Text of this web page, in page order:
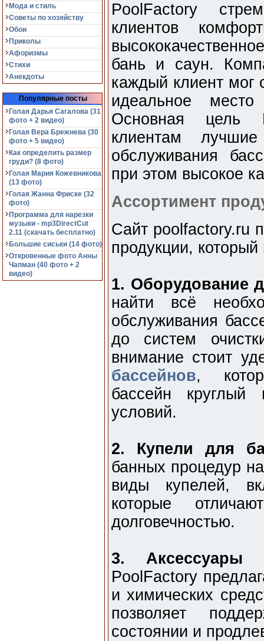
Мода и стиль
Советы по хозяйству
Обои
Приколы
Афоризмы
Стихи
Анекдоты
Популярные посты
Голая Дарья Сагалова (31
фото + 2 видео)
Голая Вера Брежнева (30
фото + 5 видео)
Как определить размер
груди? (8 фото)
Голая Мария Кожевникова
(13 фото)
Голая Жанна Фриске (32
фото)
Программа для нарезки
музыки - mp3DirectCut
2.11 (cкачать бесплатно)
Большие сиськи (14 фото)
Откровенные фото Анны
Чапман (40 фото + 2
видео)
PoolFactory
клиентов
бань и саун.
каждый клиент мог
идеальное
Основная цель
клиентам
обслуживания
при этом высокое
Ассортимент
Сайт poolfactory.ru
продукции,
1. Оборудование
найти всё
обслуживания
до систем
внимание стоит
бассейнов,
бассейн круглый
условий.
2. Купели для
банных процедур
виды купелей,
которые
долговечностью.
3.
PoolFactory
и химических
позволяет
состоянии и